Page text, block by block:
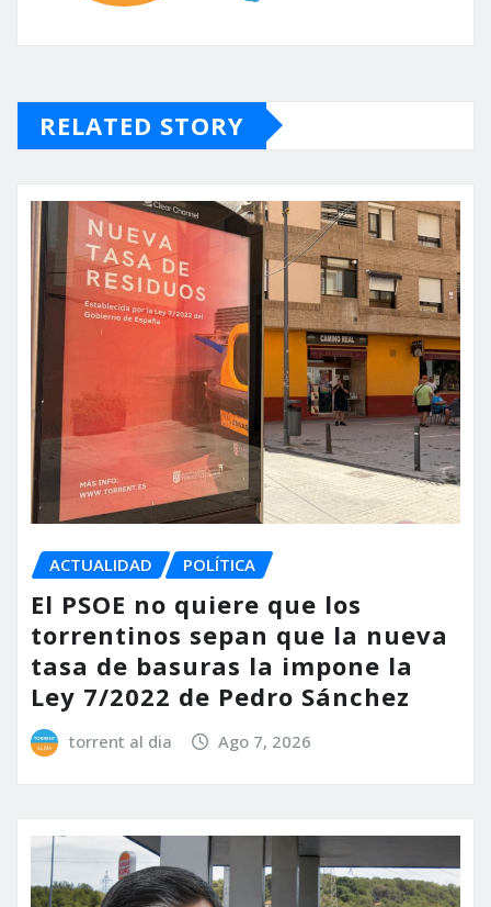
RELATED STORY
ACTUALIDAD POLÍTICA
El PSOE no quiere que los
torrentinos sepan que la nueva
tasa de basuras la impone la
Ley 7/2022 de Pedro Sánchez
torrent al dia Ago 7, 2026